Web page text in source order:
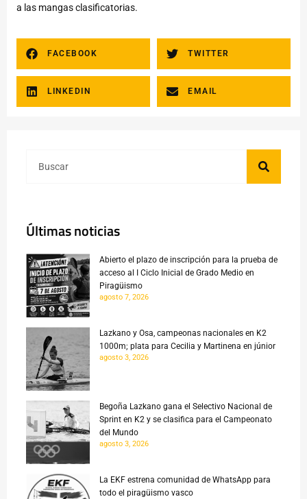
a las mangas clasificatorias.
FACEBOOK TWITTER
LINKEDIN EMAIL
Últimas noticias
Abierto el plazo de inscripción para la prueba de
acceso al I Ciclo Inicial de Grado Medio en
Piragüismo
agosto 7, 2026
Lazkano y Osa, campeonas nacionales en K2
1000m; plata para Cecilia y Martinena en júnior
agosto 3, 2026
Begoña Lazkano gana el Selectivo Nacional de
Sprint en K2 y se clasifica para el Campeonato
del Mundo
agosto 3, 2026
La EKF estrena comunidad de WhatsApp para
todo el piragüismo vasco